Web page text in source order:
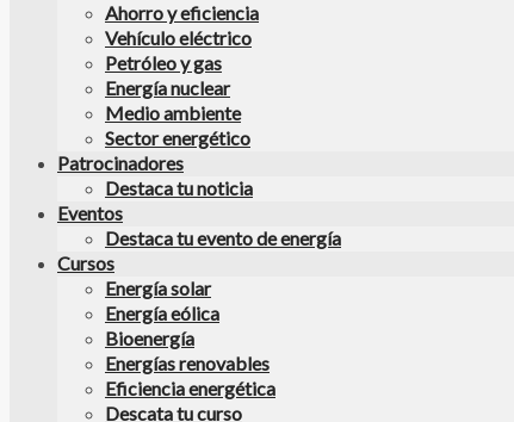
Ahorro y eficiencia
Vehículo eléctrico
Petróleo y gas
Energía nuclear
Medio ambiente
Sector energético
Patrocinadores
Destaca tu noticia
Eventos
Destaca tu evento de energía
Cursos
Energía solar
Energía eólica
Bioenergía
Energías renovables
Eficiencia energética
Descata tu curso